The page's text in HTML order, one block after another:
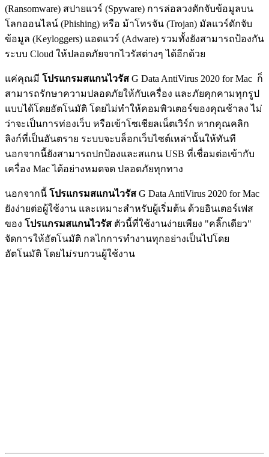
(Ransomware) สปายแวร์ (Spyware) การล่อลวงดักจับข้อมูลบน
โลกออนไลน์ (Phishing) หรือ ม้าโทรจัน (Trojan) มัลแวร์ดักจับ
ข้อมูล (Keyloggers) แอดแวร์ (Adware) รวมทั้งยังสามารถป้องกัน
ระบบ Cloud ให้ปลอดภัยจากไวรัสต่างๆ ได้อีกด้วย
แค่คุณมี โปรแกรมสแกนไวรัส G Data AntiVirus 2020 for Mac ก็
สามารถรักษาความปลอดภัยให้กับเครื่อง และภัยคุกคามทุกรูป
แบบได้โดยอัตโนมัติ โดยไม่ทำให้คอมพิวเตอร์ของคุณช้าลง ไม่
ว่าจะเป็นการท่องเว็บ หรือเข้าโซเชียลเน็ตเวิร์ก หากคุณคลิก
ลิงก์ที่เป็นอันตราย ระบบจะบล็อกเว็บไซต์เหล่านั้นให้ทันที
นอกจากนี้ยังสามารถปกป้องและสแกน USB ที่เชื่อมต่อเข้ากับ
เครื่อง Mac ได้อย่างหมดจด ปลอดภัยทุกทาง
นอกจากนี้ โปรแกรมสแกนไวรัส G Data AntiVirus 2020 for Mac
ยังง่ายต่อผู้ใช้งาน และเหมาะสำหรับผู้เริ่มต้น ด้วยอินเตอร์เฟส
ของ โปรแกรมสแกนไวรัส ตัวนี้ที่ใช้งานง่ายเพียง "คลิ๊กเดียว"
จัดการให้อัตโนมัติ กลไกการทำงานทุกอย่างเป็นไปโดย
อัตโนมัติ โดยไม่รบกวนผู้ใช้งาน